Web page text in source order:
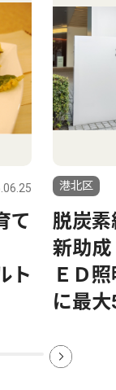
て
ト
港北区
脱炭
新助
ＥＤ
に最